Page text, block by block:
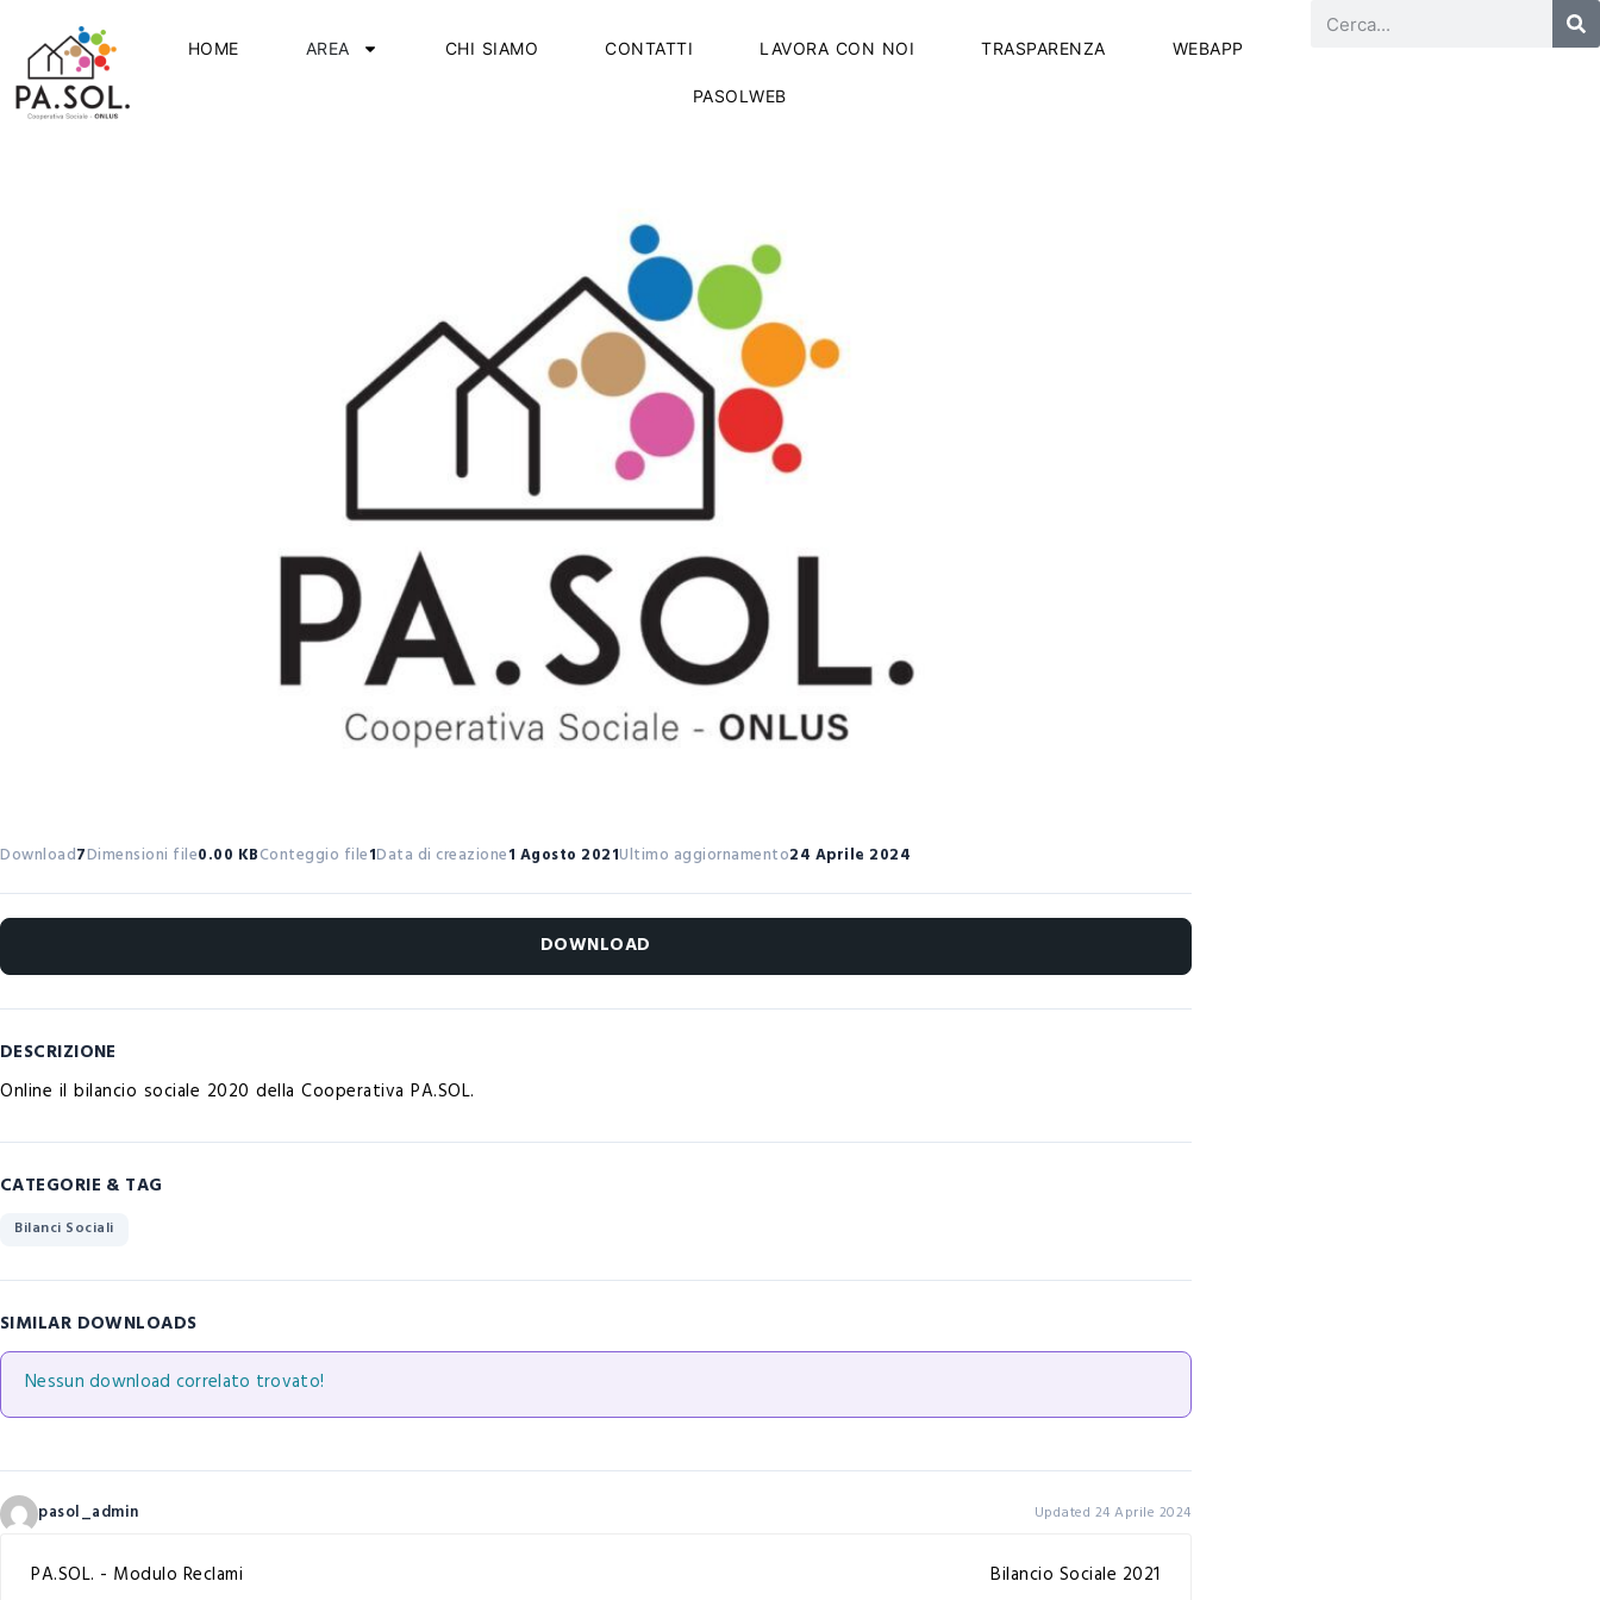
HOME AREA CHI SIAMO CONTATTI LAVORA CON NOI TRASPARENZA WEBAPP
PASOLWEB
Download7Dimensioni file0.00 KBConteggio file1Data di creazione1 Agosto 2021Ultimo aggiornamento24 Aprile 2024
DOWNLOAD
DESCRIZIONE
Online il bilancio sociale 2020 della Cooperativa PA.SOL.
CATEGORIE & TAG
Bilanci Sociali
SIMILAR DOWNLOADS
Nessun download correlato trovato!
pasol_admin Updated 24 Aprile 2024
PA.SOL. - Modulo Reclami Bilancio Sociale 2021